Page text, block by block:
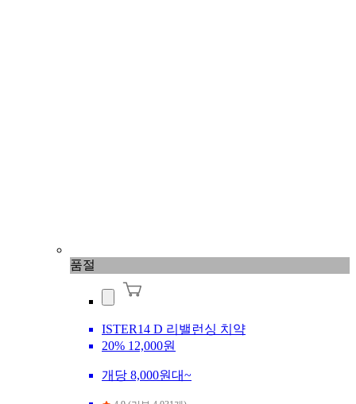
품절
ISTER14 D 리밸런싱 치약
20% 12,000원
개당 8,000원대~